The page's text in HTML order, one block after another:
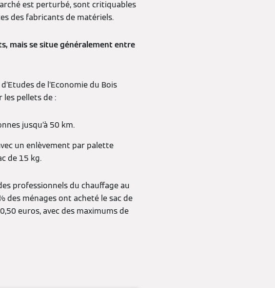
est perturbé, sont critiquables
des fabricants de matériels.
mais se situe généralement entre
de l’Economie du Bois
pellets de :
jusqu’à 50 km.
un enlèvement par palette
de 15 kg.
professionnels du chauffage au
des ménages ont acheté le sac de
euros, avec des maximums de